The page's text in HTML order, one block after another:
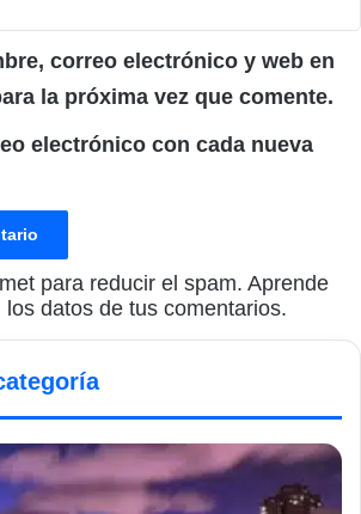
correo electrónico y web en
la próxima vez que comente.
electrónico con cada nueva
para reducir el spam. Aprende
datos de tus comentarios.